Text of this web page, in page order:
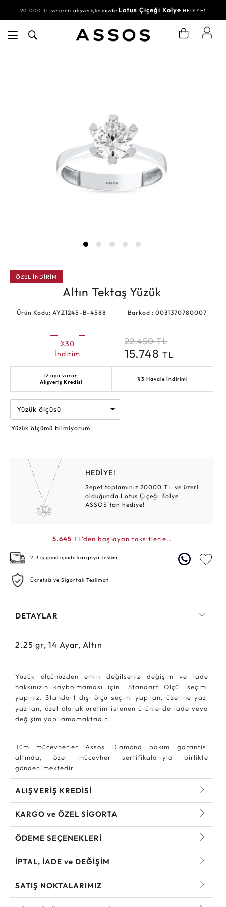
20.000 TL ve üzeri alışverişlerinizde Lotus Çiçeği Kolye HEDİYE!
ÖZEL İNDİRİM
Altın Tektaş Yüzük
Ürün Kodu: AYZ1245-B-4588 Barkod : 0031370780007
%30
İndirim
22.450 TL
15.748TL
12 aya varan
Alışveriş Kredisi
%3 Havale İndirimi
Yüzük ölçüsü
Yüzük ölçümü bilmiyorum!
HEDİYE!
Sepet toplamınız 20000 TL ve üzeri
olduğunda Lotus Çiçeği Kolye
ASSOS'tan hediye!
5.645 TL'den başlayan taksitlerle..
2-3 iş günü içinde kargoya teslim
Ücretsiz ve Sigortalı Teslimat
DETAYLAR
2.25 gr, 14 Ayar, Altın
Yüzük ölçünüzden emin değilseniz değişim ve iade
hakkınızın kaybolmaması için "Standart Ölçü" seçimi
yapınız. Standart dışı ölçü seçimi yapılan, üzerine yazı
yazılan, özel olarak üretim istenen ürünlerde iade veya
değişim yapılamamaktadır.
Tüm mücevherler Assos Diamond bakım garantisi
altında, özel mücevher sertifikalarıyla birlikte
gönderilmektedir.
ALIŞVERİŞ KREDİSİ
KARGO ve ÖZEL SİGORTA
ÖDEME SEÇENEKLERİ
İPTAL, İADE ve DEĞİŞİM
SATIŞ NOKTALARIMIZ